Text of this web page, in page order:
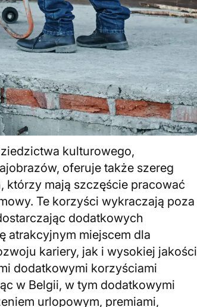
kulturowego,
oferuje także szereg
mają szczęście pracować
Te korzyści wykraczają poza
dodatkowych
atrakcyjnym miejscem dla
kariery, jak i wysokiej jakości
dodatkowymi korzyściami
w Belgii, w tym dodatkowymi
urlopowym, premiami,